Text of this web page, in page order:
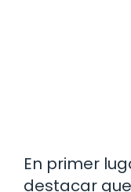
En primer
destacar